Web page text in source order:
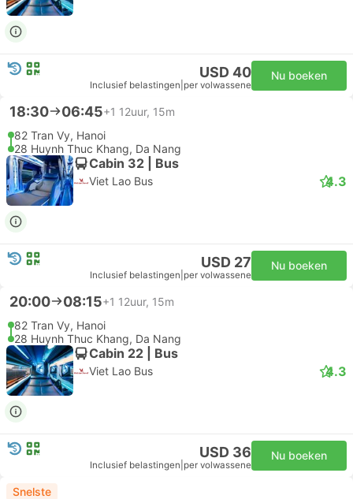
USD 40
Inclusief belastingen per volwassene
Nu boeken
18:30 06:45+1 12uur, 15m
82 Tran Vy, Hanoi
28 Huynh Thuc Khang, Da Nang
Cabin 32 | Bus
Viet Lao Bus 4.3
USD 27
Inclusief belastingen per volwassene
Nu boeken
20:00 08:15+1 12uur, 15m
82 Tran Vy, Hanoi
28 Huynh Thuc Khang, Da Nang
Cabin 22 | Bus
Viet Lao Bus 4.3
USD 36
Inclusief belastingen per volwassene
Nu boeken
Snelste